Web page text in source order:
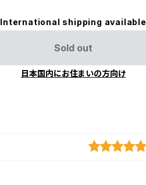
International shipping available
Sold out
日本国内にお住まいの方向け